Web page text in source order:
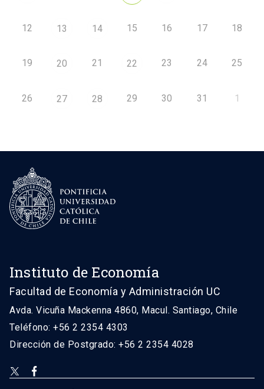
12 13 14 15 16 17 18
19 20 21 22 23 24 25
26 27 28 29 30 31 1
Instituto de Economía
Facultad de Economía y Administración UC
Avda. Vicuña Mackenna 4860, Macul. Santiago, Chile
Teléfono: +56 2 2354 4303
Dirección de Postgrado: +56 2 2354 4028